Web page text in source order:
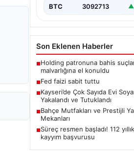
BTC 3092713 ▲
Son Eklenen Haberler
■Holding patronuna bahis
malvarlığına el konuldu
■Fed faizi sabit tuttu
■Kayseri’de Çok Sayıda Evi
Yakalandı ve Tutuklandı
■Bahçe Mutfakları ve Prestijli
Mekanları
■Süreç resmen başladı! 112
kayyım başvurusu